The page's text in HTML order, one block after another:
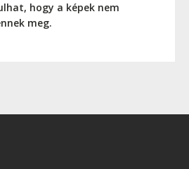
hogy a képek nem
meg.